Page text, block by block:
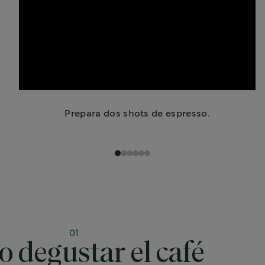
Prepara dos shots de espresso.
1 2345
01
degustar el café